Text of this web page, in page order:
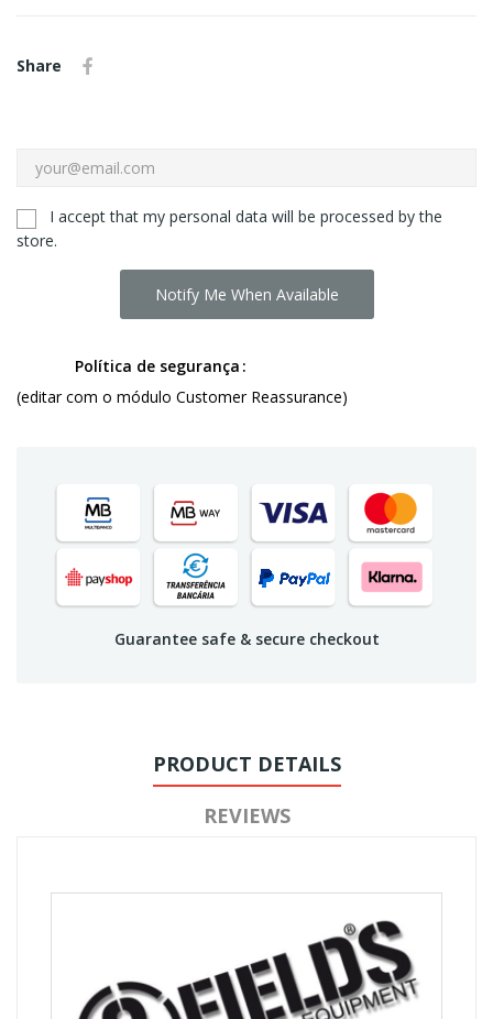
Share
I accept that my personal data will be processed by the
store.
Notify Me When Available
Política de segurança
(editar com o módulo Customer Reassurance)
Guarantee safe & secure checkout
PRODUCT DETAILS
REVIEWS